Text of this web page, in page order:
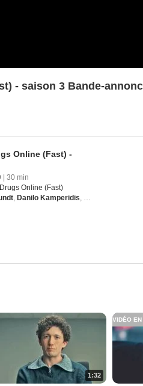
- saison 3 Bande-
Online (Fast) -
30 min
Online (Fast)
, Danilo Kamperidis, Lena Klenke
1:32
VIDÉO EN